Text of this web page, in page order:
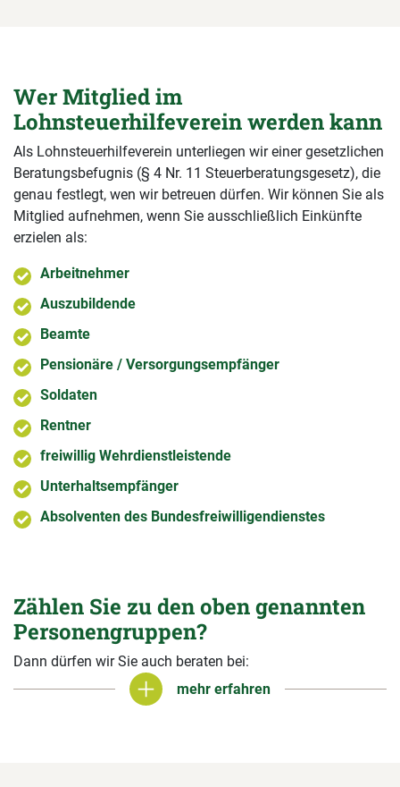
Wer Mitglied im
Lohnsteuerhilfeverein werden kann
Als Lohnsteuerhilfeverein unterliegen wir einer gesetzlichen
Beratungsbefugnis (§ 4 Nr. 11 Steuerberatungsgesetz), die
genau festlegt, wen wir betreuen dürfen. Wir können Sie als
Mitglied aufnehmen, wenn Sie ausschließlich Einkünfte
erzielen als:
Arbeitnehmer
Auszubildende
Beamte
Pensionäre / Versorgungsempfänger
Soldaten
Rentner
freiwillig Wehrdienstleistende
Unterhaltsempfänger
Absolventen des Bundesfreiwilligendienstes
Zählen Sie zu den oben genannten
Personengruppen?
Dann dürfen wir Sie auch beraten bei:
mehr erfahren
mehr erfahren